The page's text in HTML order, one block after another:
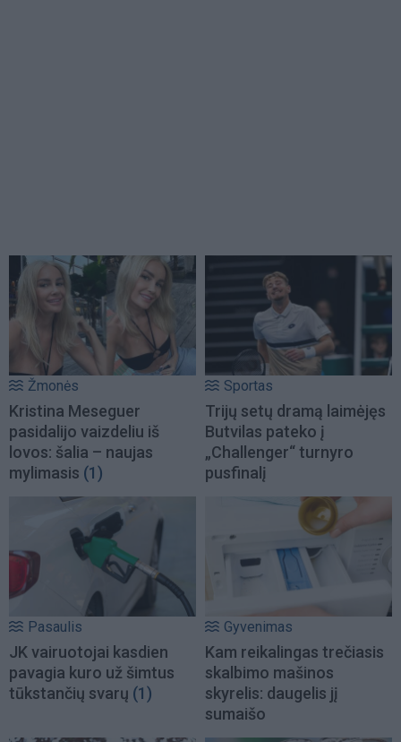
Žmonės
Kristina Meseguer
pasidalijo vaizdeliu iš
lovos: šalia – naujas
mylimasis (1)
Sportas
Trijų setų dramą laimėjęs
Butvilas pateko į
„Challenger“ turnyro
pusfinalį
Pasaulis
JK vairuotojai kasdien
pavagia kuro už šimtus
tūkstančių svarų (1)
Gyvenimas
Kam reikalingas trečiasis
skalbimo mašinos
skyrelis: daugelis jį
sumaišo